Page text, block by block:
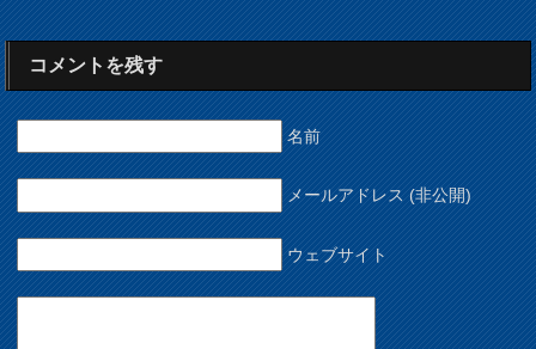
コメントを残す
名前
メールアドレス (非公開)
ウェブサイト